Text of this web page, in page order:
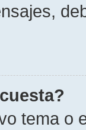
tema o